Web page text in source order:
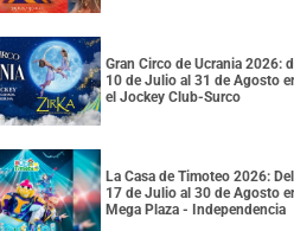
Gran Circo de Ucrania 2026:
10 de Julio al 31 de Agosto
el Jockey Club-Surco
La Casa de Timoteo 2026: Del
17 de Julio al 30 de Agosto
Mega Plaza - Independencia